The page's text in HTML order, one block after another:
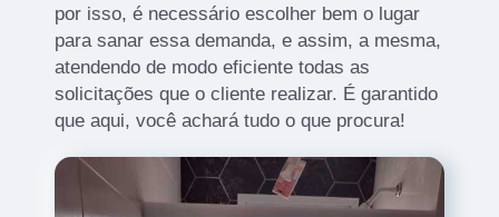
por isso, é necessário escolher bem o lugar
para sanar essa demanda, e assim, a mesma,
atendendo de modo eficiente todas as
solicitações que o cliente realizar. É garantido
que aqui, você achará tudo o que procura!